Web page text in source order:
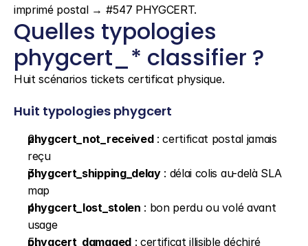
imprimé postal → #547 PHYGCERT.
Quelles typologies
phygcert_* classifier ?
Huit scénarios tickets certificat physique.
Huit typologies phygcert
phygcert_not_received : certificat postal jamais
reçu
phygcert_shipping_delay : délai colis au-delà SLA
map
phygcert_lost_stolen : bon perdu ou volé avant
usage
phygcert_damaged : certificat illisible déchiré